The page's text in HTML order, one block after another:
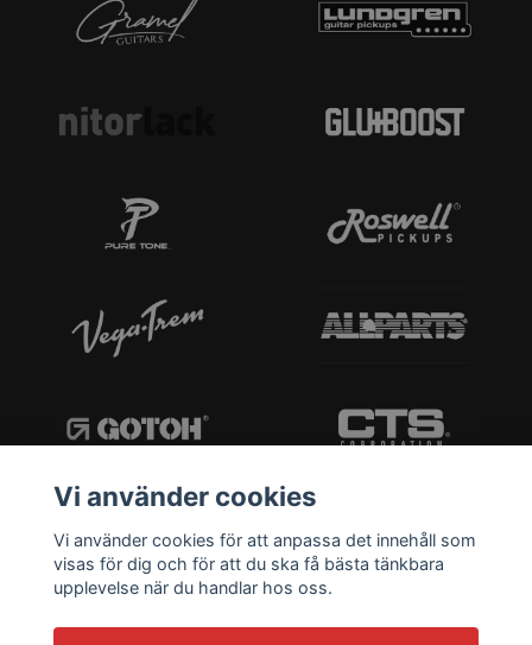
Vi använder cookies
Vi använder cookies för att anpassa det innehåll som
visas för dig och för att du ska få bästa tänkbara
upplevelse när du handlar hos oss.